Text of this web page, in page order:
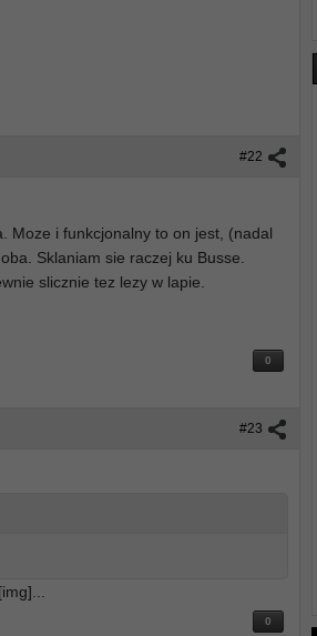
#22
Moze i funkcjonalny to on jest, (nadal
Sklaniam sie raczej ku Busse.
slicznie tez lezy w lapie.
0
#23
0